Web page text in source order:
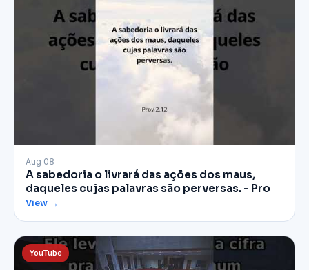
▶
Aug 08
A sabedoria o livrará das ações dos maus,
daqueles cujas palavras são perversas. - Pro
View →
YouTube